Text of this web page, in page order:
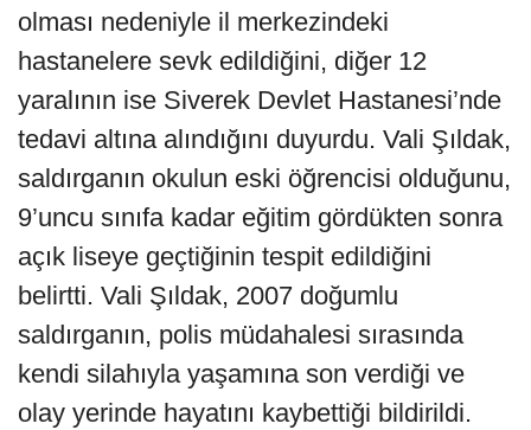
olması nedeniyle il merkezindeki
hastanelere sevk edildiğini, diğer 12
yaralının ise Siverek Devlet Hastanesi’nde
tedavi altına alındığını duyurdu. Vali Şıldak,
saldırganın okulun eski öğrencisi olduğunu,
9’uncu sınıfa kadar eğitim gördükten sonra
açık liseye geçtiğinin tespit edildiğini
belirtti. Vali Şıldak, 2007 doğumlu
saldırganın, polis müdahalesi sırasında
kendi silahıyla yaşamına son verdiği ve
olay yerinde hayatını kaybettiği bildirildi.